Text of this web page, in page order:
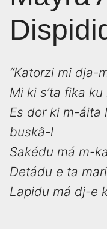
“Katorzi mi dja-
Mi ki s’ta fika ku
Es dor ki m-áita
buskâ-l
Sakédu má m-
Detádu e ta
Lapidu má dj-e